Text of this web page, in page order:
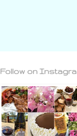
Follow on